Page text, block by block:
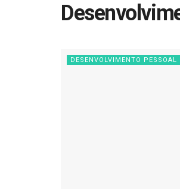
DESENVOLVIMENTO PESSOAL